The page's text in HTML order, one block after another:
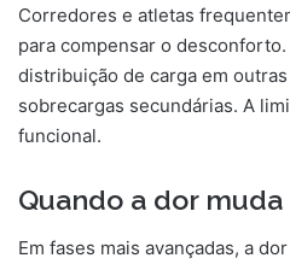
Corredores e atletas
para compensar o desconforto.
distribuição de carga em
sobrecargas secundárias. A
funcional.
Quando a dor
Em fases mais avançadas, a